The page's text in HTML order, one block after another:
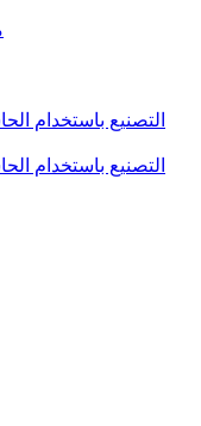
التصنيع باستخدام
التصنيع باستخدام